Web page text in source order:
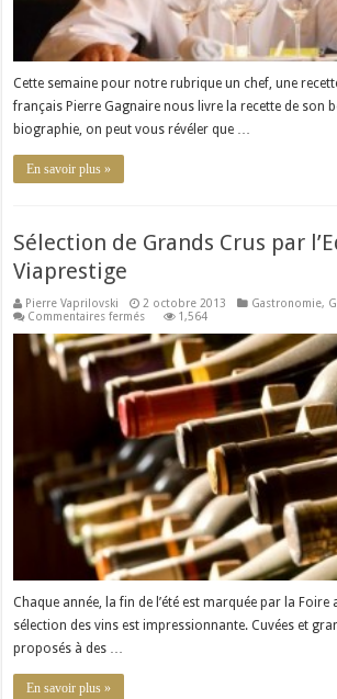
Cette semaine pour notre rubrique un chef, une
français Pierre Gagnaire nous livre la recette de son
biographie, on peut vous révéler que …
En savoir plus »
Sélection de Grands Crus par
Viaprestige
Pierre Vaprilovski 2 octobre 2013 Gastronomie,
Commentaires ferméssur
de
Grands
Crus
par
l’Equipe
1,564
Chaque année, la fin de l’été est marquée par la Foire
sélection des vins est impressionnante. Cuvées et
proposés à des …
En savoir plus »